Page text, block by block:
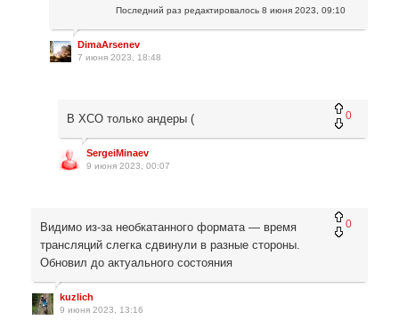
Последний раз редактировалось 8 июня 2023, 09:10
DimaArsenev
7 июня 2023, 18:48
0
В XCO только андеры (
SergeiMinaev
9 июня 2023, 00:07
0
Видимо из-за необкатанного формата — время
трансляций слегка сдвинули в разные стороны.
Обновил до актуального состояния
kuzlich
9 июня 2023, 13:16